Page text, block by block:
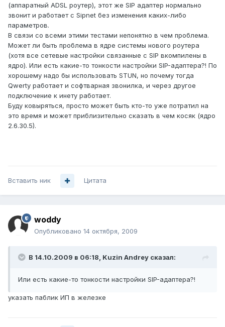
(аппаратный ADSL роутер), этот же SIP адаптер нормально
звонит и работает с Sipnet без изменения каких-либо
параметров.
В связи со всеми этими тестами непонятно в чем проблема.
Может ли быть проблема в ядре системы нового роутера
(хотя все сетевые настройки связанные с SIP вкомпилены в
ядро). Или есть какие-то тонкости настройки SIP-адаптера?! По
хорошему надо бы использовать STUN, но почему тогда
Qwerty работает и софтварная звонилка, и через другое
подключение к инету работает.
Буду ковыряться, просто может быть кто-то уже потратил на
это время и может приблизительно сказать в чем косяк (ядро
2.6.30.5).
Вставить ник Цитата
woddy
Опубликовано 14 октября, 2009
В 14.10.2009 в 06:18, Kuzin Andrey сказал:
Или есть какие-то тонкости настройки SIP-адаптера?!
указать паблик ИП в железке